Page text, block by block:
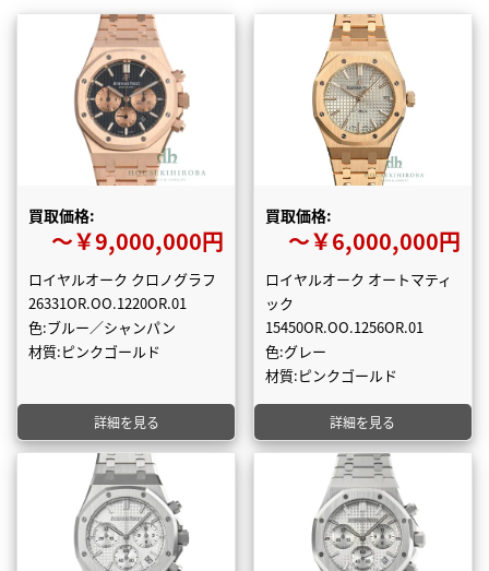
買取価格:
〜￥9,000,000円
ロイヤルオーク クロノグラフ
26331OR.OO.1220OR.01
色:ブルー／シャンパン
材質:ピンクゴールド
詳細を見る
買取価格:
〜￥6,000,000円
ロイヤルオーク オートマティ
ック
15450OR.OO.1256OR.01
色:グレー
材質:ピンクゴールド
詳細を見る